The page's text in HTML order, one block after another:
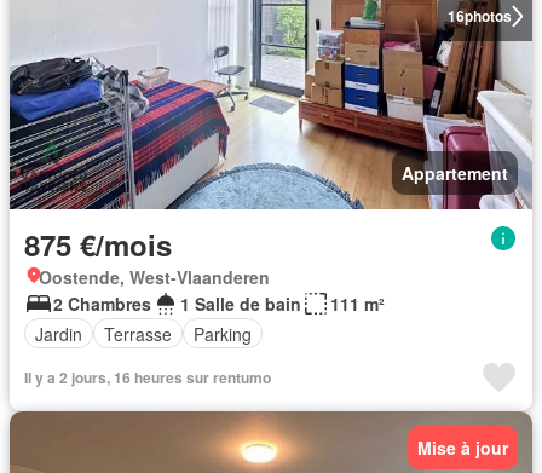
16photos
Appartement
875 €/mois
Oostende, West-Vlaanderen
2 Chambres
1 Salle de bain
111 m²
Jardin
Terrasse Parking
Il y a 2 jours, 16 heures sur rentumo
Mise à jour